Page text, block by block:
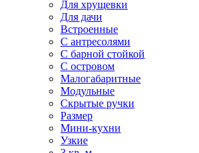
Для хрущевки
Для дачи
Встроенные
С антресолями
С барной стойкой
С островом
Малогабаритные
Модульные
Скрытые ручки
Размер
Мини-кухни
Узкие